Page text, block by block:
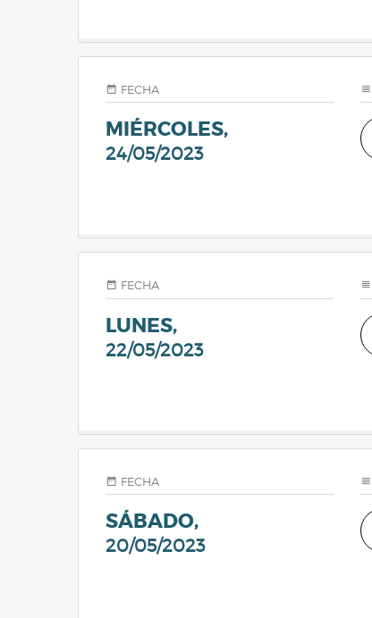
FECHA
MIÉRCOLES,
24/05/2023
FECHA
LUNES,
22/05/2023
FECHA
SÁBADO,
20/05/2023